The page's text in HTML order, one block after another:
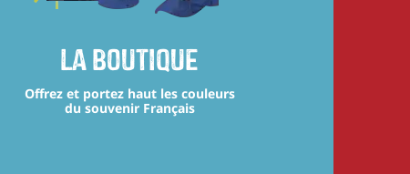
La boutique
Offrez et portez haut les couleurs
du souvenir Français